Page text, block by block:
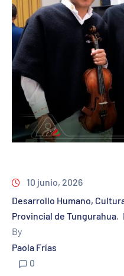
10 junio, 2026
Desarrollo Humano,
Provincial de Tungurahua‚
By
Paola Frías
0